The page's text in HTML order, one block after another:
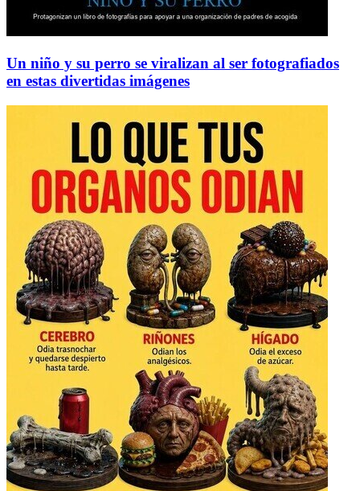
Un niño y su perro se viralizan al ser fotografiados
en estas divertidas imágenes